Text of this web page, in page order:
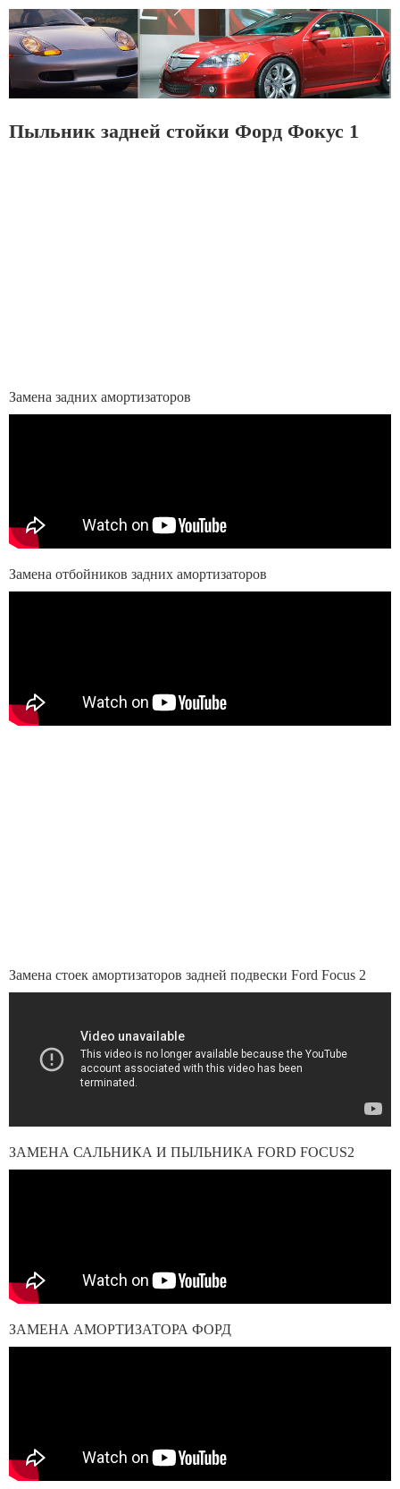
Пыльник задней стойки Форд Фокус 1
Замена задних амортизаторов
Замена отбойников задних амортизаторов
Замена стоек амортизаторов задней подвески Ford Focus 2
ЗАМЕНА САЛЬНИКА И ПЫЛЬНИКА FORD FOCUS2
ЗАМЕНА АМОРТИЗАТОРА ФОРД